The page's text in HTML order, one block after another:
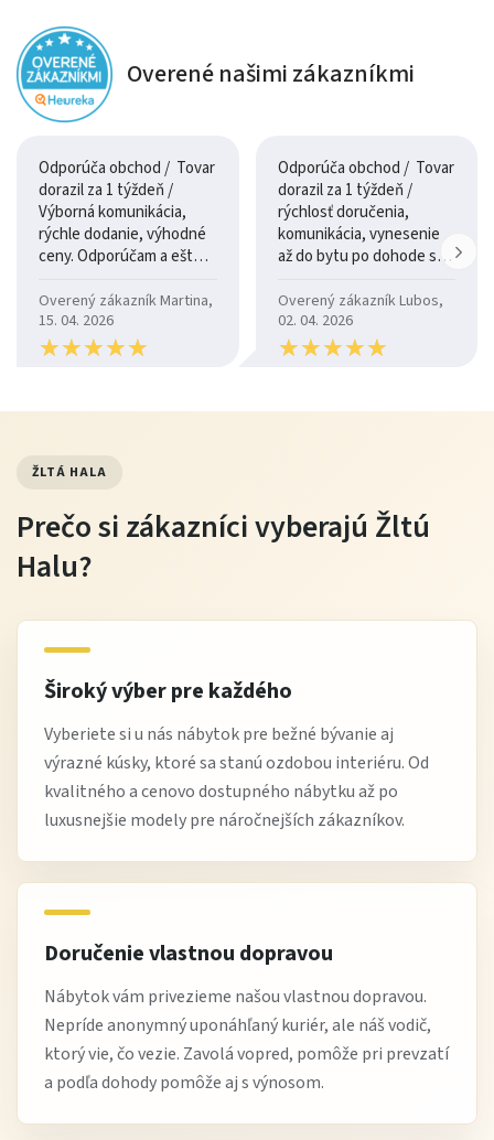
využitie v každej domácnosti.
Jednoduchý tvar umožňuje ľahké umiestnenie do
rôznych typov interiérov bez narušenia priestoru.
Povrch a dizajn
Čistý a univerzálny dizajn stola umožňuje jeho
jednoduché kombinovanie so stoličkami v rôznych
štýloch. Pôsobí neutrálne, no zároveň elegantne, vďaka
čomu zapadne do modernej aj klasickej jedálne.
Údržba
nepoužívajte agresívne čistiace prostriedky
Tip od Žltej Haly
Jedálenský stôl Patrik 1 odporúčame kombinovať so
stoličkami v kontrastných farbách, čím vytvoríte
moderný a vizuálne zaujímavý jedálenský kút. Do
vzdušnejší dojem.
výborný pomer cena / funkčnosť
rýchle doručenie a možnosť výnosu
odborné poradenstvo pri výbere nábytku
overené produkty s dlhou životnosťou
Overené našimi zákazníkmi
Odporúča obchod / Tovar
dorazil za 1 týždeň /
Výborná komunikácia,
rýchle dodanie, výhodné
ceny. Odporúčam a ešte
Overený zákazník Martina,
15. 04. 2026
★★★★★
★★★★★
Odporúča obchod / Tovar
dorazil za 1 týždeň /
rýchlosť doručenia,
komunikácia, vynesenie
až do bytu po dohode so
Overený zákazník Lubos,
02. 04. 2026
★★★★★
★★★★★
ŽLTÁ HALA
Prečo si zákazníci vyberajú Žltú
Halu?
Široký výber pre každého
Vyberiete si u nás nábytok pre bežné bývanie aj
výrazné kúsky, ktoré sa stanú ozdobou interiéru. Od
kvalitného a cenovo dostupného nábytku až po
luxusnejšie modely pre náročnejších zákazníkov.
Doručenie vlastnou dopravou
Nábytok vám privezieme našou vlastnou dopravou.
Nepríde anonymný uponáhľaný kuriér, ale náš vodič,
ktorý vie, čo vezie. Zavolá vopred, pomôže pri prevzatí
a podľa dohody pomôže aj s výnosom.